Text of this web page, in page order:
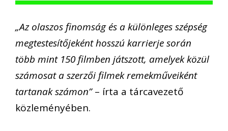
„Az olaszos finomság és a különleges szépség
megtestesítőjeként hosszú karrierje során
több mint 150 filmben játszott, amelyek közül
számosat a szerzői filmek remekműveiként
tartanak számon”– írta a tárcavezető
közleményében.